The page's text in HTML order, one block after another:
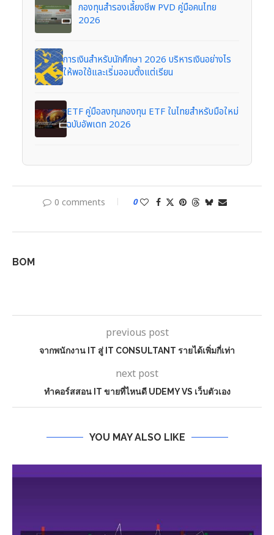
กองทุนสำรองเลี้ยงชีพ PVD คู่มือคนไทย
2026
การเงินสำหรับนักศึกษา 2026 บริหารเงินอย่างไร
ให้พอใช้และเริ่มออมตั้งแต่เรียน
ETF คู่มือลงทุนกองทุน ETF ในไทยสำหรับมือใหม่
ฉบับอัพเดท 2026
0 comments 0
BOM
previous post
จากพนักงาน IT สู่ IT CONSULTANT รายได้เพิ่มกี่เท่า
next post
ทำคอร์สสอน IT ขายที่ไหนดี UDEMY VS เว็บตัวเอง
YOU MAY ALSO LIKE